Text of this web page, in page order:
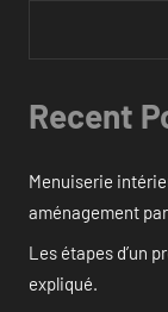
Recent
Menuiserie
aménagement
Les étapes d’un
expliqué.